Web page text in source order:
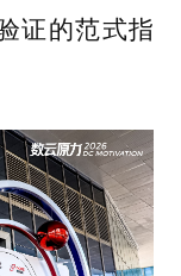
证的范式指